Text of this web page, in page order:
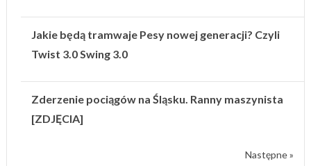
Jakie będą tramwaje Pesy nowej generacji? Czyli
Twist 3.0 Swing 3.0
Zderzenie pociągów na Śląsku. Ranny maszynista
[ZDJĘCIA]
Następne »